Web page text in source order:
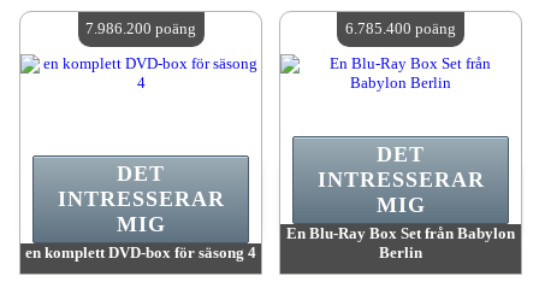
Antal tillgängliga:4
Antal tillgängliga:4
en komplett DVD-box för säsong 4
DET
INTRESSERAR
MIG
7.986.200 poäng
En Blu-Ray Box Set från Babylon
Berlin
DET
INTRESSERAR
MIG
6.785.400 poäng